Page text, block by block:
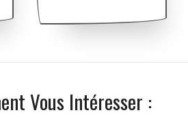
Vous Intéresser :